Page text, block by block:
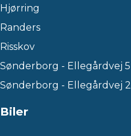
Hjørring
Randers
Risskov
Sønderborg - Ellegårdvej 5
Sønderborg - Ellegårdvej 2
Biler